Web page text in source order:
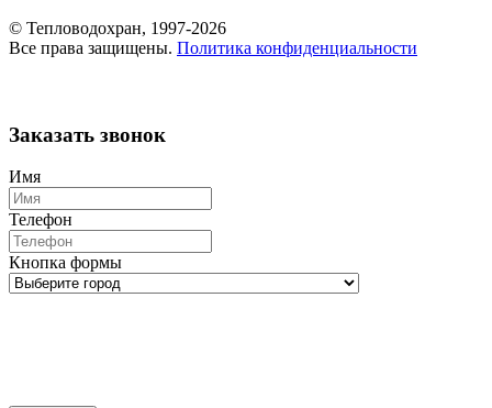
© Тепловодохран, 1997-2026
Все права защищены. Политика конфиденциальности
Заказать звонок
Имя
Телефон
Кнопка формы